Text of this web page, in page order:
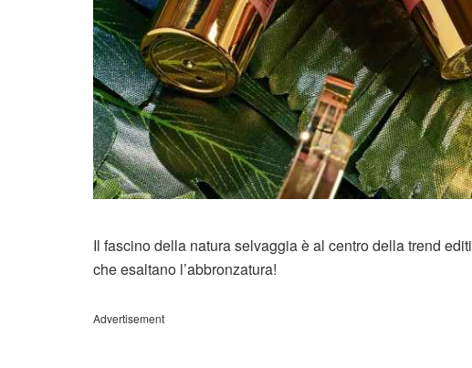
Il fascino della natura selvaggia è al centro della trend
che esaltano l’abbronzatura!
Advertisement